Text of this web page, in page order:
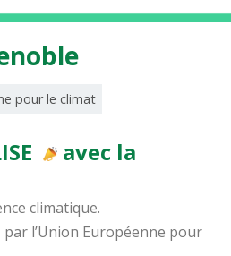
pour le climat
avec la
climatique.
l’Union Européenne pour